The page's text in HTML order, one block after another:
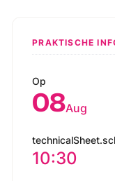
PRAKTISCHE
Op
08Aug
10:30